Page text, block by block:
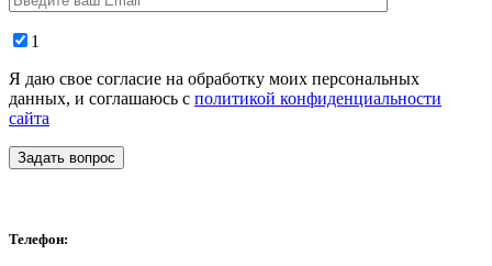
1
Я даю свое согласие на обработку моих персональных
данных, и соглашаюсь с политикой конфиденциальности
сайта
Задать вопрос
Телефон: